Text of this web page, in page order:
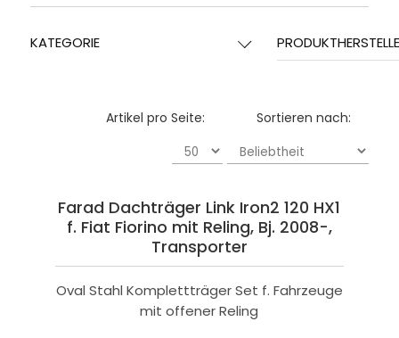
KATEGORIE
Sortieren nach:
Artikel pro Seite:
Farad Dachträger Link Iron2 120 HX1
f. Fiat Fiorino mit Reling, Bj. 2008-,
Transporter
Oval Stahl Komplettträger Set f. Fahrzeuge
mit offener Reling